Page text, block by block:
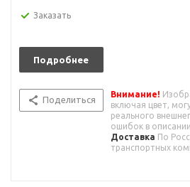
Заказать
Подробнее
Поделиться
Внимание!
включая цвет,
реального
ошибок в
Доставка По
транспортных